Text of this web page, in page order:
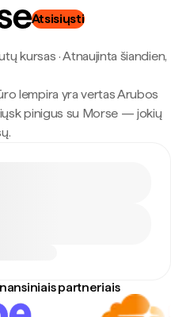
Atsisiųsti
kursas ·Atnaujinta šiandien,
lempira yra vertas Arubos
pinigus su Morse — jokių
partneriais